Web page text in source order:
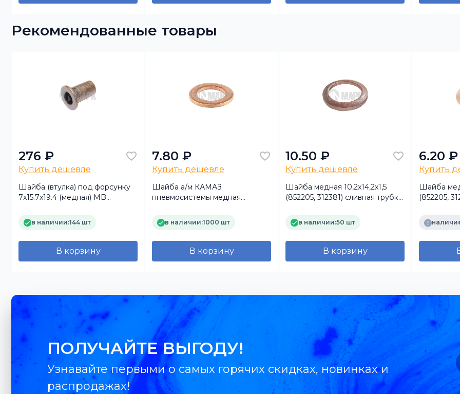
Рекомендованные товары
276 ₽
Купить дешевле
Шайба (втулка) под форсунку
7x15.7x19.4 (медная) MB
КИТАЙ)
в наличии:144 шт
В корзину
7.80 ₽
Купить дешевле
Шайба а/м КАМАЗ
пневмосистемы медная
в наличии:1000 шт
В корзину
10.50 ₽
Купить дешевле
Шайба медная 10,2х14,2х1,5
(852205, 312381) сливная трубка
в наличии:50 шт
В корзину
6.20 ₽
Купить
Шайба
(852205,
ПОЛУЧАЙТЕ ВЫГОДУ!
Узнавайте первыми о самых горячих скидках, новинках и
распродажах!